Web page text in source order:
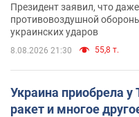
Президент заявил, что
противовоздушной
украинских ударов
8.08.2026 21:30 55,8 т.
Украина приобрела у
ракет и многое